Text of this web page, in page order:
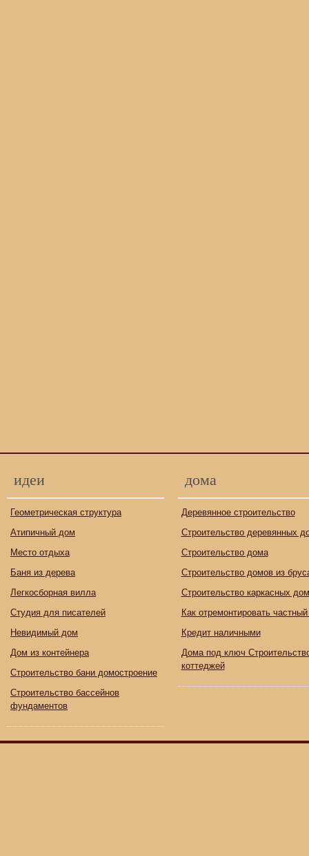
идеи
Геометрическая структура
Атипичный дом
Место отдыха
Баня из дерева
Легкосборная вилла
Студия для писателей
Невидимый дом
Дом из контейнера
Строительство бани домостроение
Строительство бассейнов
фундаментов
дома
Деревянное строительство
Строительство деревянных
Строительство дома
Строительство домов из
Строительство каркасных
Как отремонтировать
Кредит наличными
Дома под ключ
коттеджей